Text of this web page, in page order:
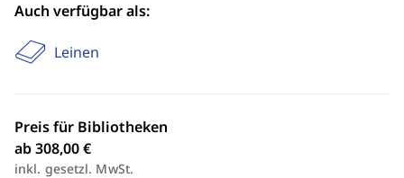
Auch verfügbar als:
Leinen
Preis für Bibliotheken
ab 308,00 €
inkl. gesetzl. MwSt.